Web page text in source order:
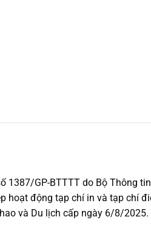
1387/GP-BTTTT do Bộ Thông
hoạt động tạp chí in và tạp chí
và Du lịch cấp ngày 6/8/2025.